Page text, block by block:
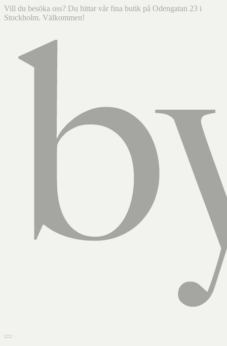
Vill du besöka oss? Du hittar vår fina butik på Odengatan 23 i
Stockholm. Välkommen!